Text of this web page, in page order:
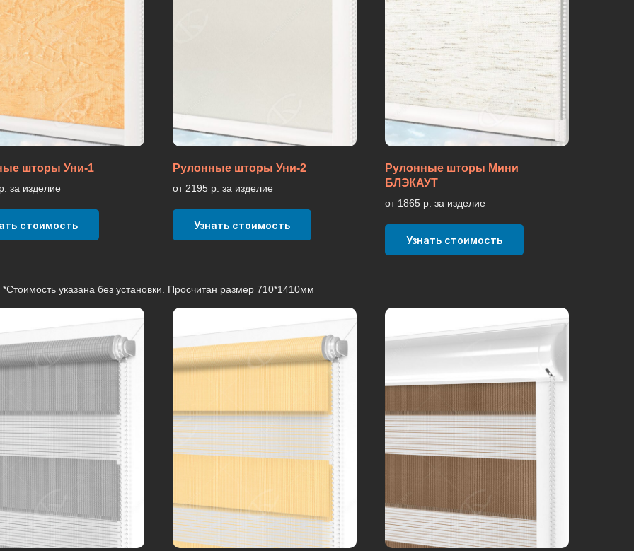
шторы Уни-1
за изделие
стоимость
Рулонные шторы Уни-2
от 2195 р. за изделие
Узнать стоимость
Рулонные шторы Мини
БЛЭКАУТ
от 1865 р. за изделие
Узнать стоимость
*Стоимость указана без установки. Просчитан размер 710*1410мм